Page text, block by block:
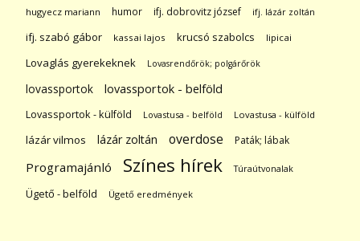
hugyecz mariann humor ifj. dobrovitz józsef ifj. lázár zoltán
ifj. szabó gábor kassai lajos krucsó szabolcs lipicai
Lovaglás gyerekeknek Lovasrendőrök; polgárőrök
lovassportok lovassportok - belföld
Lovassportok - külföld Lovastusa - belföld Lovastusa - külföld
lázár vilmos lázár zoltán overdose Paták; lábak
Programajánló Színes hírek Túraútvonalak
Ügető - belföld Ügető eredmények